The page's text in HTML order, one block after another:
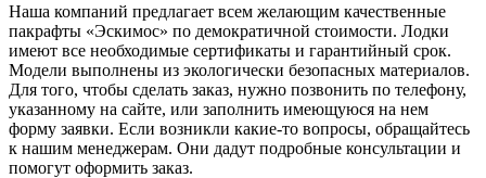
Наша компаний предлагает всем желающим качественные
пакрафты «Эскимос» по демократичной стоимости. Лодки
имеют все необходимые сертификаты и гарантийный срок.
Модели выполнены из экологически безопасных материалов.
Для того, чтобы сделать заказ, нужно позвонить по телефону,
указанному на сайте, или заполнить имеющуюся на нем
форму заявки. Если возникли какие-то вопросы, обращайтесь
к нашим менеджерам. Они дадут подробные консультации и
помогут оформить заказ.